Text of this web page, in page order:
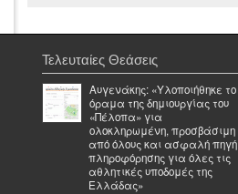
Τελευταίες Θεάσεις
Αυγενάκης: «Υλοποιήθηκε το
όραμα της δημιουργίας του
«Πέλοπα» για
ολοκληρωμένη, προσβάσιμη
από όλους και ασφαλή πηγή
πληροφόρησης για όλες τις
αθλητικές υποδομές της
Ελλάδας»